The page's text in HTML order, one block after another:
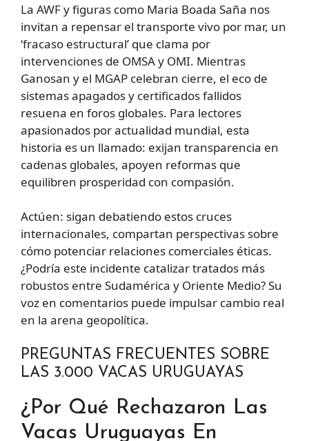
La AWF y figuras como Maria Boada Saña nos
invitan a repensar el transporte vivo por mar, un
‘fracaso estructural’ que clama por
intervenciones de OMSA y OMI. Mientras
Ganosan y el MGAP celebran cierre, el eco de
sistemas apagados y certificados fallidos
resuena en foros globales. Para lectores
apasionados por actualidad mundial, esta
historia es un llamado: exijan transparencia en
cadenas globales, apoyen reformas que
equilibren prosperidad con compasión.
Actúen: sigan debatiendo estos cruces
internacionales, compartan perspectivas sobre
cómo potenciar relaciones comerciales éticas.
¿Podría este incidente catalizar tratados más
robustos entre Sudamérica y Oriente Medio? Su
voz en comentarios puede impulsar cambio real
en la arena geopolítica.
PREGUNTAS FRECUENTES SOBRE
LAS 3.000 VACAS URUGUAYAS
¿Por Qué Rechazaron Las
Vacas Uruguayas En